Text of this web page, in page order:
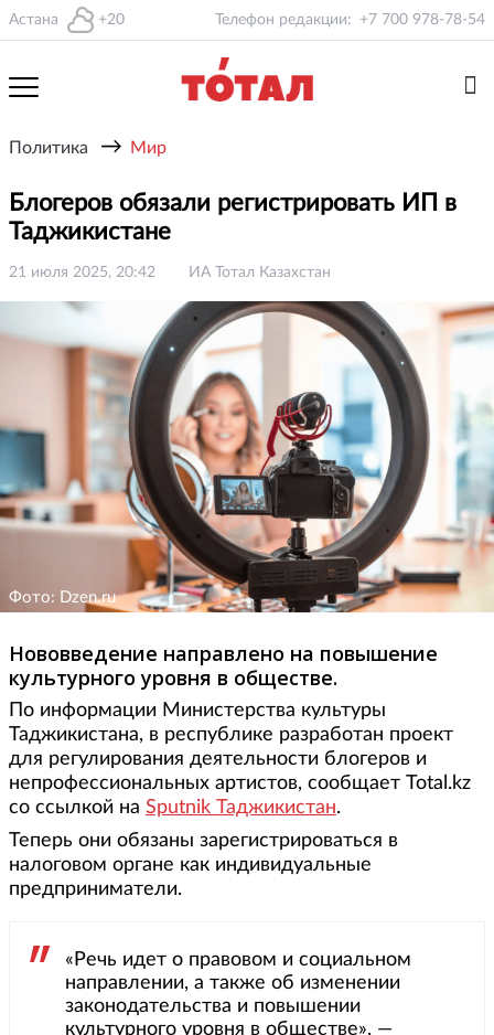
Астана +20 Телефон редакции: +7 700 978-78-54
Политика → Мир
Блогеров обязали регистрировать ИП в
Таджикистане
21 июля 2025, 20:42 ИА Тотал Казахстан
Фото: Dzen.ru
Нововведение направлено на повышение
культурного уровня в обществе.
По информации Министерства культуры
Таджикистана, в республике разработан проект
для регулирования деятельности блогеров и
непрофессиональных артистов, сообщает Total.kz
со ссылкой на Sputnik Таджикистан.
Теперь они обязаны зарегистрироваться в
налоговом органе как индивидуальные
предприниматели.
«Речь идет о правовом и социальном
направлении, а также об изменении
законодательства и повышении
культурного уровня в обществе», —